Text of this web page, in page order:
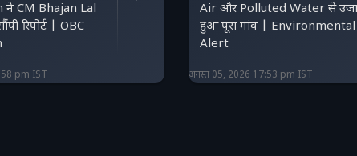
ने CM Bhajan Lal
रिपोर्ट | OBC
pm IST
Air और Polluted Water से
हुआ पूरा गांव | Environmental
Alert
अगस्त 05, 2026 17:53 pm IST